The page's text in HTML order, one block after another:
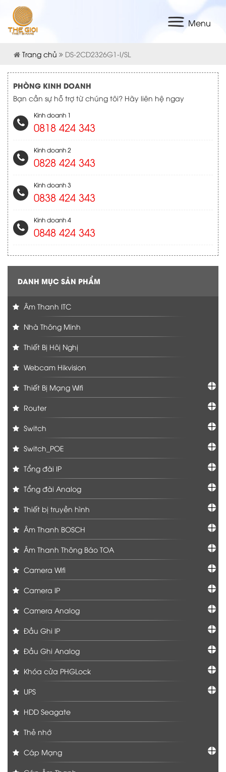
Menu
Trang chủ DS-2CD2326G1-I/SL
PHÒNG KINH DOANH
Bạn cần sự hỗ trợ từ chúng tôi? Hãy liên hệ ngay
Kinh doanh 1
0818 424 343
Kinh doanh 2
0828 424 343
Kinh doanh 3
0838 424 343
Kinh doanh 4
0848 424 343
DANH MỤC SẢN PHẨM
Âm Thanh ITC
Nhà Thông Minh
Thiết Bị Hôị Nghị
Webcam Hikvision
Thiết Bị Mạng Wifi
Router
Switch
Switch_POE
Tổng đài IP
Tổng đài Analog
Thiết bị truyền hình
Âm Thanh BOSCH
Âm Thanh Thông Báo TOA
Camera Wifi
Camera IP
Camera Analog
Đầu Ghi IP
Đầu Ghi Analog
Khóa cửa PHGLock
UPS
HDD Seagate
Thẻ nhớ
Cáp Mạng